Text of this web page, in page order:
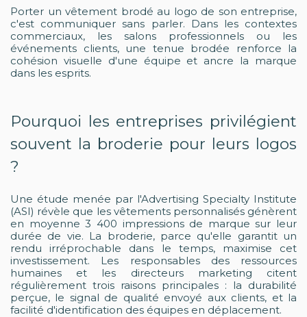
Porter un vêtement brodé au logo de son entreprise,
c'est communiquer sans parler. Dans les contextes
commerciaux, les salons professionnels ou les
événements clients, une tenue brodée renforce la
cohésion visuelle d'une équipe et ancre la marque
dans les esprits.
Pourquoi les entreprises privilégient
souvent la broderie pour leurs logos
?
Une étude menée par l'Advertising Specialty Institute
(ASI) révèle que les vêtements personnalisés génèrent
en moyenne 3 400 impressions de marque sur leur
durée de vie. La broderie, parce qu'elle garantit un
rendu irréprochable dans le temps, maximise cet
investissement. Les responsables des ressources
humaines et les directeurs marketing citent
régulièrement trois raisons principales : la durabilité
perçue, le signal de qualité envoyé aux clients, et la
facilité d'identification des équipes en déplacement.